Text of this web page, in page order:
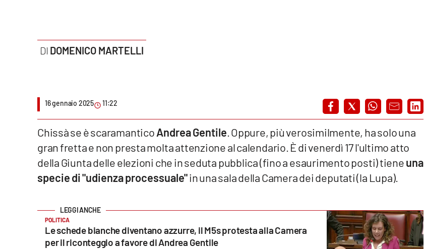
Parchi Marini Calabria
Imprese Di Calabria
Venti di comunicazione
Streaming
DOMENICO MARTELLI
16 gennaio 2025 11:22
Chissà se è scaramanticoAndrea Gentile . Oppure, più verosimilmente, ha solo una
gran fretta e non presta molta attenzione al calendario. È di venerdì 17 l'ultimo atto
della Giunta delle elezioni che in seduta pubblica (fino a esaurimento posti) tieneuna
specie di "udienza processuale"in una sala della Camera dei deputati (la Lupa).
POLITICA
Le schede bianche diventano azzurre, il M5s protesta alla Camera
per il riconteggio a favore di Andrea Gentile